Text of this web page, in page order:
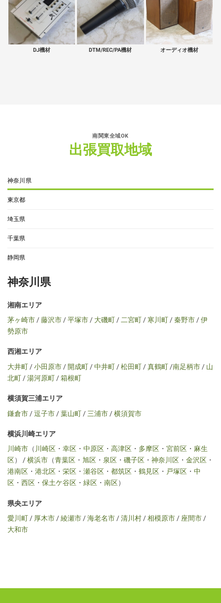
DJ機材 DTM/REC/PA機材 オーディオ機材
南関東全域OK
出張買取地域
神奈川県
東京都
埼玉県
千葉県
静岡県
神奈川県
湘南エリア
茅ヶ崎市/藤沢市/平塚市/ 大磯町/二宮町/寒川町/秦野市/伊
勢原市
西湘エリア
大井町/小田原市/ 開成町/中井町/松田町/真鶴町/南足柄市/ 山
北町/湯河原町/箱根町
横須賀三浦エリア
鎌倉市/逗子市/葉山町/三浦市/横須賀市
横浜川崎エリア
川崎市 （川崎区 ・ 幸区 ・ 中原区 ・ 高津区 ・ 多摩区 ・ 宮前区 ・ 麻生
区） /横浜市 （青葉区 ・ 旭区 ・ 泉区 ・ 磯子区 ・ 神奈川区 ・ 金沢区 ・
港南区 ・ 港北区 ・ 栄区 ・ 瀬谷区 ・ 都筑区 ・ 鶴見区 ・ 戸塚区 ・ 中
区 ・ 西区 ・ 保土ケ谷区 ・ 緑区 ・ 南区）
県央エリア
愛川町/ 厚木市/綾瀬市/海老名市/清川村/相模原市/ 座間市/
大和市